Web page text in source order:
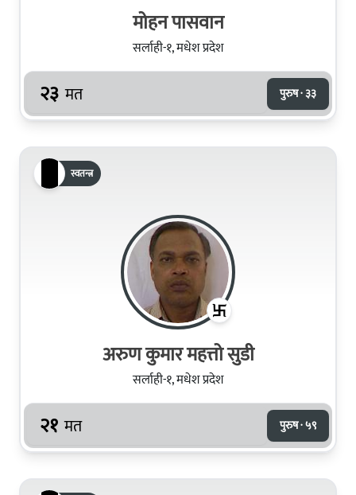
मोहन पासवान
सर्लाही-१, मधेश प्रदेश
२३ मत पुरुष · ३३
स्वतन्त्र
अरुण कुमार महत्तो सुडी
सर्लाही-१, मधेश प्रदेश
२१ मत पुरुष · ५९